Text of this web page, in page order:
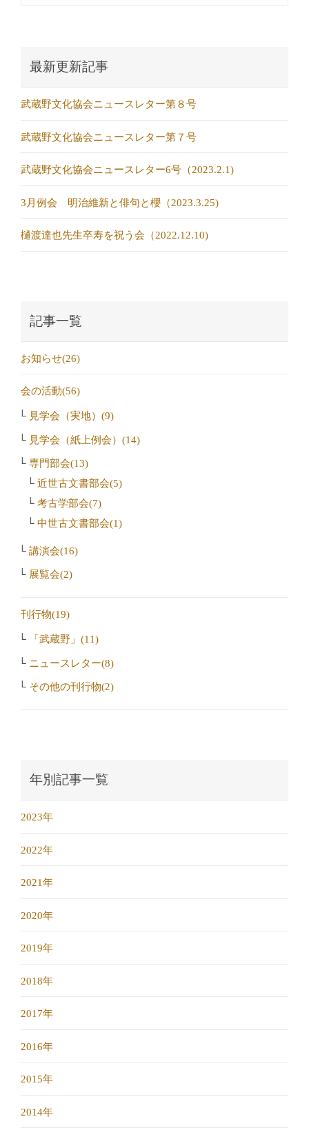
最新更新記事
武蔵野文化協会ニュースレター第８号
武蔵野文化協会ニュースレター第７号
武蔵野文化協会ニュースレター6号（2023.2.1)
3月例会 明治維新と俳句と櫻（2023.3.25)
樋渡達也先生卒寿を祝う会（2022.12.10)
記事一覧
お知らせ(26)
会の活動(56)
見学会（実地）(9)
見学会（紙上例会）(14)
専門部会(13)
近世古文書部会(5)
考古学部会(7)
中世古文書部会(1)
講演会(16)
展覧会(2)
刊行物(19)
「武蔵野」(11)
ニュースレター(8)
その他の刊行物(2)
年別記事一覧
2023年
2022年
2021年
2020年
2019年
2018年
2017年
2016年
2015年
2014年